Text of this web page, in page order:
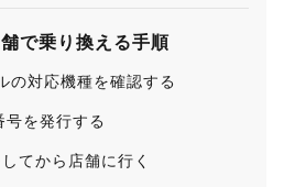
で乗り換える手順
の対応機種を確認する
を発行する
てから店舗に行く